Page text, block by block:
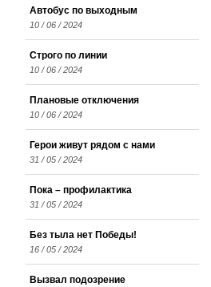
Автобус по выходным
10 / 06 / 2024
Строго по линии
10 / 06 / 2024
Плановые отключения
10 / 06 / 2024
Герои живут рядом с нами
31 / 05 / 2024
Пока – профилактика
31 / 05 / 2024
Без тыла нет Победы!
16 / 05 / 2024
Вызвал подозрение